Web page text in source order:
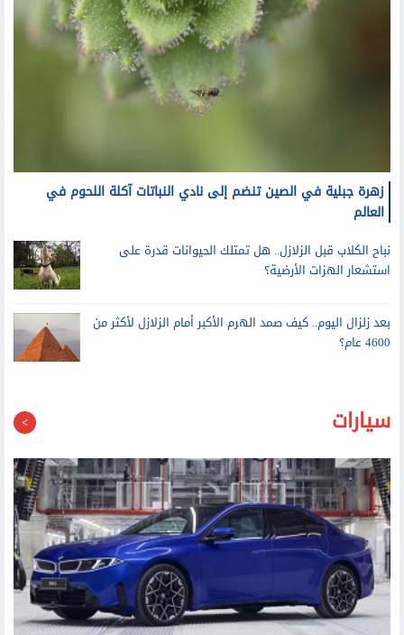
زهرة جبلية في الصين تنضم إلى نادي النباتات آكلة اللحوم في
العالم
نباح الكلاب قبل الزلازل.. هل تمتلك الحيوانات قدرة على
استشعار الهزات الأرضية؟
بعد زلزال اليوم.. كيف صمد الهرم الأكبر أمام الزلازل لأكثر من
4600 عام؟
سيارات